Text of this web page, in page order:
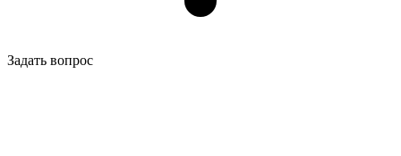
Задать вопрос